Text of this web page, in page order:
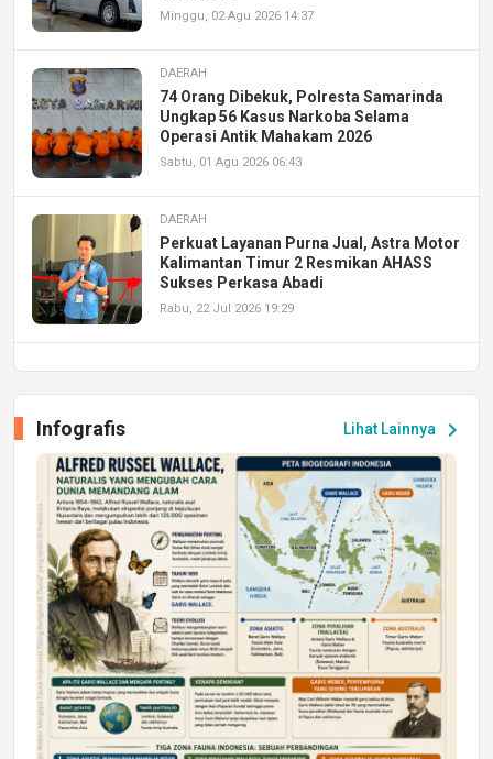
Minggu, 02 Agu 2026 14:37
DAERAH
74 Orang Dibekuk, Polresta Samarinda
Ungkap 56 Kasus Narkoba Selama
Operasi Antik Mahakam 2026
Sabtu, 01 Agu 2026 06:43
DAERAH
Perkuat Layanan Purna Jual, Astra Motor
Kalimantan Timur 2 Resmikan AHASS
Sukses Perkasa Abadi
Rabu, 22 Jul 2026 19:29
Peluang Kerja dan Magang
Jumat, 17 Jul 2026 22:30
DAERAH
Astra Motor Kalimantan Timur 2 Dukung
Mahasiswa Samarinda dalam Astra
Honda SDGs Future Leaders 2026
Jumat, 10 Jul 2026 19:01
Lihat Lainnya chevron_right
Infografis